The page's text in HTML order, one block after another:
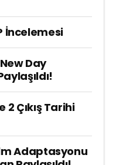
İncelemesi
Day
Çıkış Tarihi
Adaptasyonu